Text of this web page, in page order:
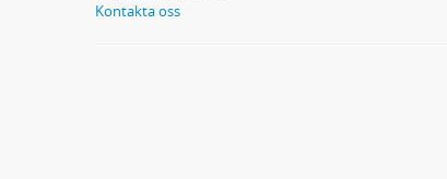
Kontakta oss